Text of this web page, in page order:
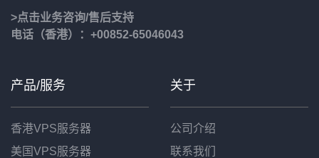
>点击业务咨询/售后支持
电话（香港）：+00852-65046043
产品/服务
香港VPS服务器
美国VPS服务器
关于
公司介绍
联系我们